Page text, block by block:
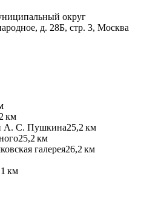
округ
д. 28Б, стр. 3, Москва
км
А. С. Пушкина25,2 км
25,2 км
галерея26,2 км
км